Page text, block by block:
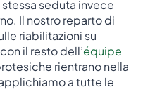
seduta invece
Il nostro reparto di
riabilitazioni su
il resto dell’équipe
rientrano nella
a tutte le